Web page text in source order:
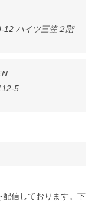
ハイツ三笠２階
5
信しております。下